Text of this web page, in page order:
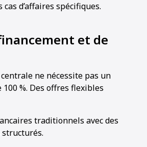
d’affaires spécifiques.
et de
centrale ne nécessite pas un
%. Des offres flexibles
traditionnels avec des